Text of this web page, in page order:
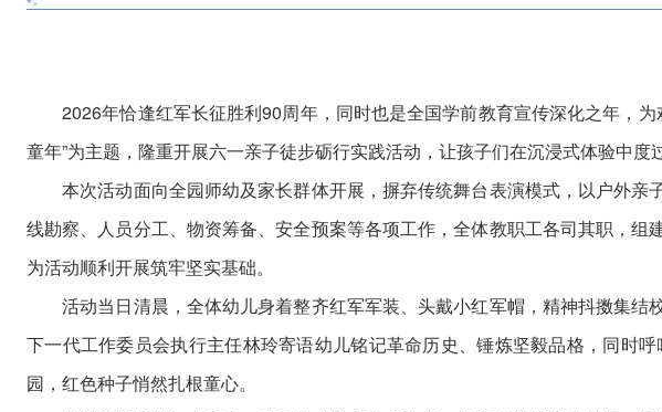
2026年恰逢红军长征胜利90周年，同时也是全国学前教育宣传深化之年，为
童年”为主题，隆重开展六一亲子徒步砺行实践活动，让孩子们在沉浸式体验中度
本次活动面向全园师幼及家长群体开展，摒弃传统舞台表演模式，以户外亲
线勘察、人员分工、物资筹备、安全预案等各项工作，全体教职工各司其职，
为活动顺利开展筑牢坚实基础。
活动当日清晨，全体幼儿身着整齐红军军装、头戴小红军帽，精神抖擞集结
下一代工作委员会执行主任林玲寄语幼儿铭记革命历史、锤炼坚毅品格，同时
园，红色种子悄然扎根童心。